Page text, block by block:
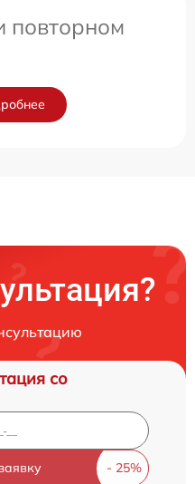
повторном
со